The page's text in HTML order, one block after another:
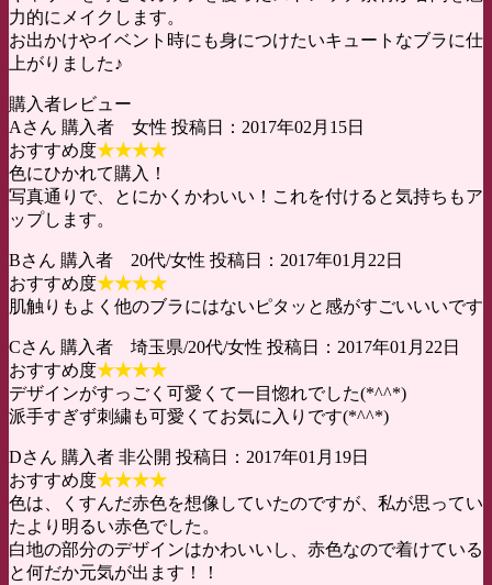
力的にメイクします。
お出かけやイベント時にも身につけたいキュートなブラに仕
上がりました♪
購入者レビュー
Aさん 購入者 女性 投稿日：2017年02月15日
おすすめ度★★★★
色にひかれて購入！
写真通りで、とにかくかわいい！これを付けると気持ちもア
ップします。
Bさん 購入者 20代/女性 投稿日：2017年01月22日
おすすめ度★★★★
肌触りもよく他のブラにはないピタッと感がすごいいいです
Cさん 購入者 埼玉県/20代/女性 投稿日：2017年01月22日
おすすめ度★★★★
デザインがすっごく可愛くて一目惚れでした(*^^*)
派手すぎず刺繍も可愛くてお気に入りです(*^^*)
Dさん 購入者 非公開 投稿日：2017年01月19日
おすすめ度★★★★
色は、くすんだ赤色を想像していたのですが、私が思ってい
たより明るい赤色でした。
白地の部分のデザインはかわいいし、赤色なので着けている
と何だか元気が出ます！！